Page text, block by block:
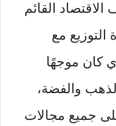
الاقتصاد القائم
التوزيع مع
كان موجهًا
والفضة،
جميع مجالات